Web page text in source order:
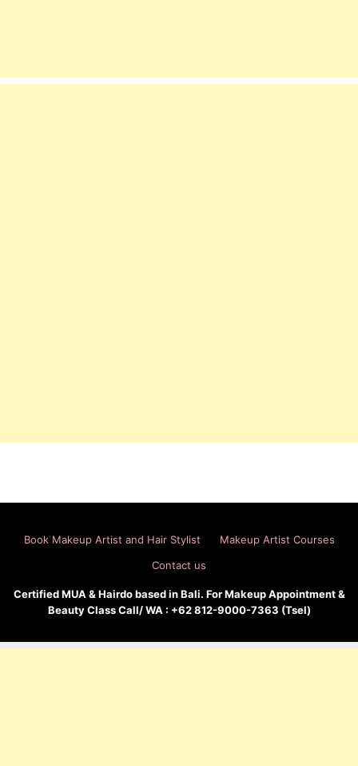
Book Makeup Artist and Hair Stylist
Makeup Artist Courses
Contact us
Certified MUA & Hairdo based in Bali. For Makeup Appointment &
Beauty Class Call/ WA : +62 812-9000-7363 (Tsel)